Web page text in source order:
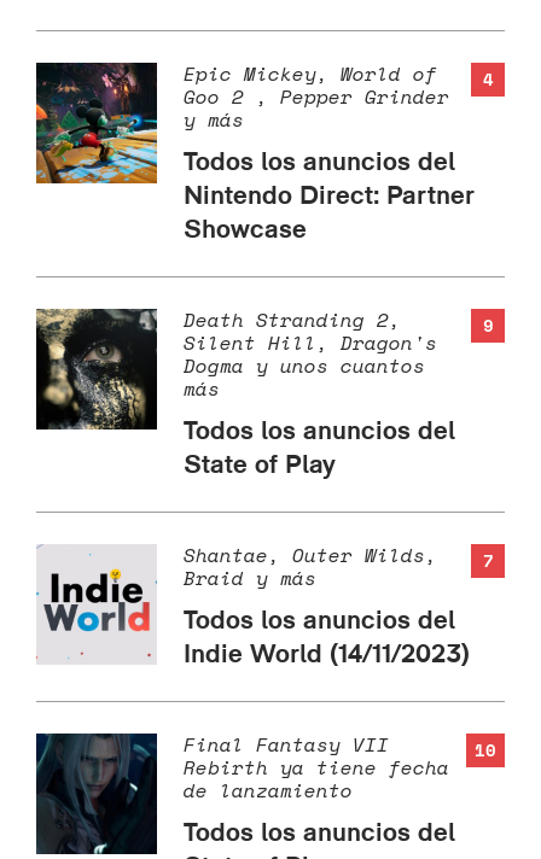
4
Epic Mickey, World of
Goo 2 , Pepper Grinder
y más
Todos los anuncios del
Nintendo Direct: Partner
Showcase
9
Death Stranding 2,
Silent Hill, Dragon's
Dogma y unos cuantos
más
Todos los anuncios del
State of Play
7
Shantae, Outer Wilds,
Braid y más
Todos los anuncios del
Indie World (14/11/2023)
10
Final Fantasy VII
Rebirth ya tiene fecha
de lanzamiento
Todos los anuncios del